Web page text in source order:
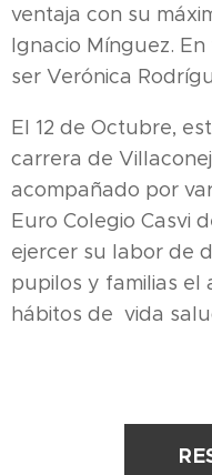
ventaja con su
Ignacio Mínguez.
ser Verónica
El 12 de Octubre,
carrera de
acompañado por
Euro Colegio Casvi
ejercer su labor de
pupilos y familias el
hábitos de vida